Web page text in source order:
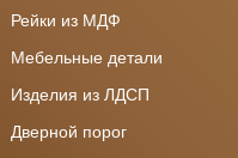
Рейки из МДФ
Мебельные детали
Изделия из ЛДСП
Дверной порог